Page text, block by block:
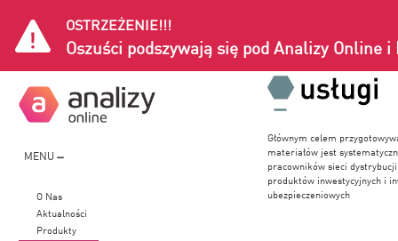
OSTRZEŻENIE!!!
Oszuści podszywają się pod Analizy Online i
MENU
O Nas
Aktualności
Produkty
Głównym celem
materiałów jest
pracowników sieci
produktów inwestycyjnych i
ubezpieczeniowych